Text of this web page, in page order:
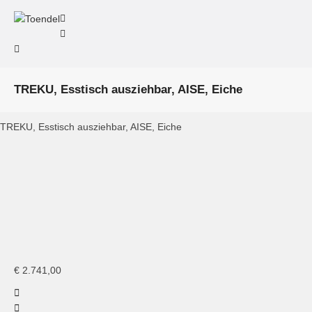
TREKU, Esstisch ausziehbar, AISE, Eiche
TREKU, Esstisch ausziehbar, AISE, Eiche
€ 2.741,00